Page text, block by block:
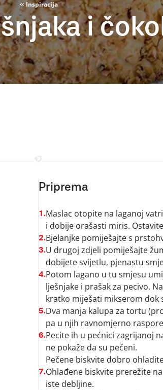
Inspiracija
i
Priprema
1.Maslac otopite na laganoj
i dobije orašasti miris.
2.Bjelanjke pomiješajte s
3.U drugoj zdjeli pomiješajte
dobijete svijetlu, pjenastu
4.Potom lagano u tu smjesu
lješnjake i prašak za pecivo.
kratko miješati mikserom dok
5.Dva manja kalupa za tortu
pa u njih ravnomjerno
6.Pecite ih u pećnici zagrijanoj
ne pokaže da su pečeni.
Pečene biskvite dobro
7.Ohlađene biskvite prerežite
iste debljine.